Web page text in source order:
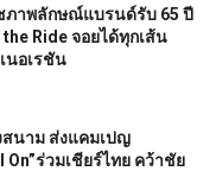
ภาพลักษณ์แบรนด์รับ 65 ปี
Ride จอยได้ทุกเส้น
นอเรชัน
นาม ส่งแคมเปญ
On”ร่วมเชียร์ไทย คว้าชัย